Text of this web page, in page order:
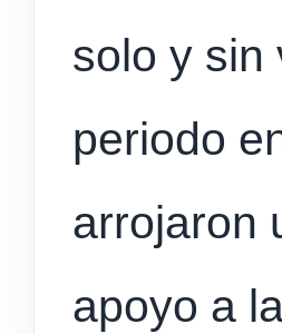
solo y sin
periodo
arrojaron
apoyo a